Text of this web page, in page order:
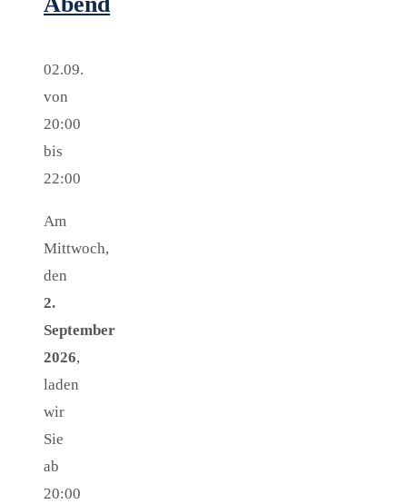
02.09.
von
20:00
bis
22:00
Am
Mittwoch,
den
2.
September
2026,
laden
wir
Sie
ab
20:00